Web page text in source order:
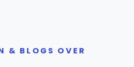
& BLOGS OVER